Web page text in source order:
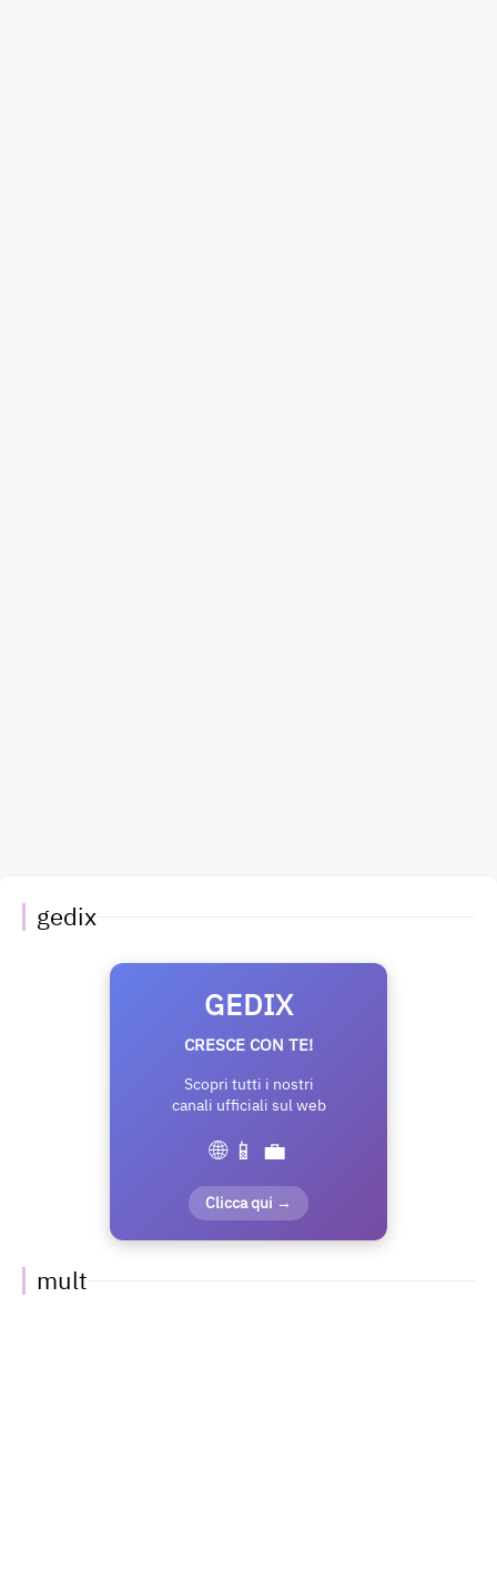
gedix
GEDIX
CRESCE CON TE!
Scopri tutti i nostri
canali ufficiali sul web
🌐 📱 💼
Clicca qui →
mult